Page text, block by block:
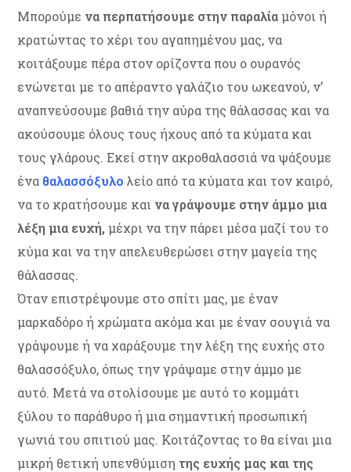
Μπορούμε να περπατήσουμε στην παραλίαμόνοι ή
κρατώντας το χέρι του αγαπημένου μας, να
κοιτάξουμε πέρα στον ορίζοντα που ο ουρανός
ενώνεται με το απέραντο γαλάζιο του ωκεανού, ν’
αναπνεύσουμε βαθιά την αύρα της θάλασσας και να
ακούσουμε όλους τους ήχους από τα κύματα και
τους γλάρους. Εκεί στην ακροθαλασσιά να ψάξουμε
ένα θαλασσόξυλο λείο από τα κύματα και τον καιρό,
να το κρατήσουμε και να γράψουμε στην άμμο μια
λέξη μια ευχή, μέχρι να την πάρει μέσα μαζί του το
κύμα και να την απελευθερώσει στην μαγεία της
θάλασσας.
Όταν επιστρέψουμε στο σπίτι μας, με έναν
μαρκαδόρο ή χρώματα ακόμα και με έναν σουγιά να
γράψουμε ή να χαράξουμε την λέξη της ευχής στο
θαλασσόξυλο, όπως την γράψαμε στην άμμο με
αυτό. Μετά να στολίσουμε με αυτό το κομμάτι
ξύλου το παράθυρο ή μια σημαντική προσωπική
γωνιά του σπιτιού μας. Κοιτάζοντας το θα είναι μια
μικρή θετική υπενθύμιση της ευχής μας και της